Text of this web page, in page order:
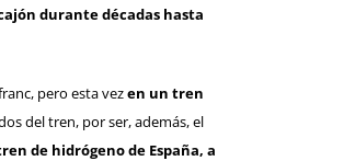
durante décadas hasta
pero esta vezen un tren
del tren, por ser, además, el
de hidrógeno de España, a